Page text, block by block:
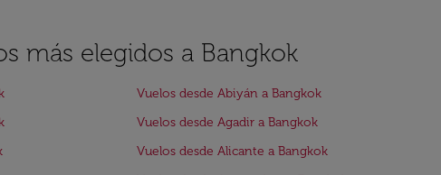
más elegidos a Bangkok
Vuelos desde Abiyán a Bangkok
Vuelos desde Agadir a Bangkok
Vuelos desde Alicante a Bangkok